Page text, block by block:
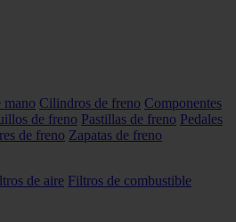
mano Cilindros de freno Componentes
de freno Pastillas de freno Pedales
de freno Zapatas de freno
de aire Filtros de combustible